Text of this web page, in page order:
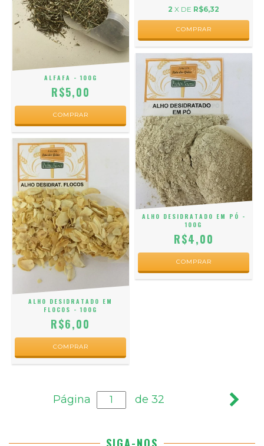
ALFAFA - 100G
R$5,00
2 X DE R$6,32
ALHO DESIDRATADO EM
FLOCOS - 100G
R$6,00
ALHO DESIDRATADO EM PÓ -
100G
R$4,00
Página de 32